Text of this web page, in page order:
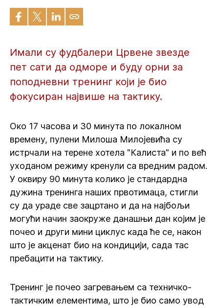
Имали су фудбалери Црвене звезде
пет сати да одморе и буду орни за
поподневни тренинг који је био
фокусиран највише на тактику.
Око 17 часова и 30 минута по локалном
времену, пулени Милоша Милојевића су
истрчали на терене хотела "Калиста" и по већ
уходаном режиму кренули са вредним радом.
У оквиру 90 минута колико је стандардна
дужина тренинга наших првотимаца, стигли
су да ураде све зацртано и да на најбољи
могући начин заокруже данашњи дан којим је
почео и други мини циклус када ће се, након
што је акценат био на кондицији, сада тас
пребацити на тактику.
Тренинг је почео загревањем са техничко-
тактичким елементима, што је био само увод